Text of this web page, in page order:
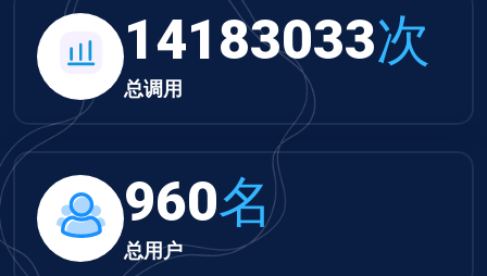
14183033次
总调用
960名
总用户